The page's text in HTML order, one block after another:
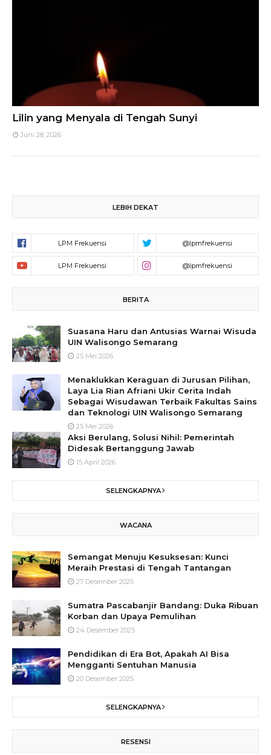
Lilin yang Menyala di Tengah Sunyi
Juni 28, 2026
LEBIH DEKAT
BERITA
Suasana Haru dan Antusias Warnai Wisuda
UIN Walisongo Semarang
25 Mei 2026
Menaklukkan Keraguan di Jurusan Pilihan,
Laya Lia Rian Afriani Ukir Cerita Indah
Sebagai Wisudawan Terbaik Fakultas Sains
dan Teknologi UIN Walisongo Semarang
25 Mei 2026
Aksi Berulang, Solusi Nihil: Pemerintah
Didesak Bertanggung Jawab
15 April 2026
SELENGKAPNYA
WACANA
Semangat Menuju Kesuksesan: Kunci
Meraih Prestasi di Tengah Tantangan
27 Desember 2025
Sumatra Pascabanjir Bandang: Duka Ribuan
Korban dan Upaya Pemulihan
24 Desember 2025
Pendidikan di Era Bot, Apakah AI Bisa
Mengganti Sentuhan Manusia
20 Desember 2025
SELENGKAPNYA
RESENSI